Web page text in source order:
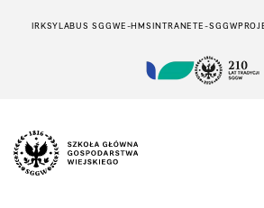
IRKSYLABUS SGGWE-HMSINTRANETE-SGGW